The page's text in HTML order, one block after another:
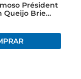
Président
Queijo Brie